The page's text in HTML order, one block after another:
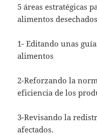
5 áreas estratégicas
alimentos
1- Editando unas
alimentos
2-Reforzando la
eficiencia de los
3-Revisando la
afectados.